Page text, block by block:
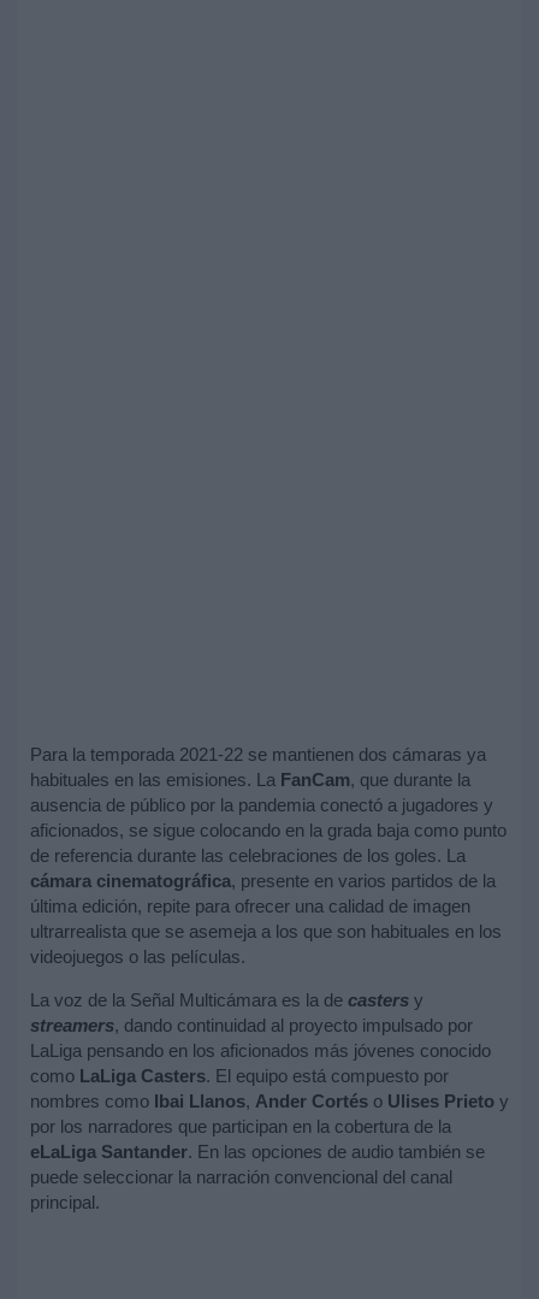
Para la temporada 2021-22 se mantienen dos cámaras ya
habituales en las emisiones. La FanCam, que durante la
ausencia de público por la pandemia conectó a jugadores y
aficionados, se sigue colocando en la grada baja como punto
de referencia durante las celebraciones de los goles. La
cámara cinematográfica, presente en varios partidos de la
última edición, repite para ofrecer una calidad de imagen
ultrarrealista que se asemeja a los que son habituales en los
videojuegos o las películas.
La voz de la Señal Multicámara es la de casters y
streamers, dando continuidad al proyecto impulsado por
LaLiga pensando en los aficionados más jóvenes conocido
como LaLiga Casters. El equipo está compuesto por
nombres como Ibai Llanos, Ander Cortés o Ulises Prieto y
por los narradores que participan en la cobertura de la
eLaLiga Santander. En las opciones de audio también se
puede seleccionar la narración convencional del canal
principal.